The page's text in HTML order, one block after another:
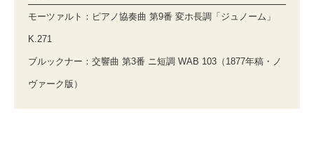
モーツァルト：ピアノ協奏曲 第9番 変ホ長調「ジュノーム」
K.271
ブルックナー：交響曲 第3番 ニ短調 WAB 103（1877年稿・ノ
ヴァーク版）